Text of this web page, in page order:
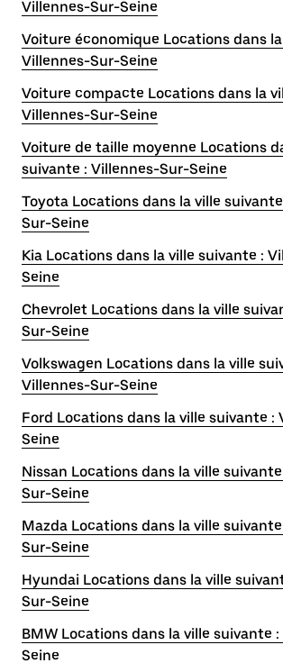
Villennes-Sur-Seine
Voiture économique Locations dans
Villennes-Sur-Seine
Voiture compacte Locations dans la
Villennes-Sur-Seine
Voiture de taille moyenne Locations
suivante : Villennes-Sur-Seine
Toyota Locations dans la ville
Sur-Seine
Kia Locations dans la ville suivante :
Seine
Chevrolet Locations dans la ville
Sur-Seine
Volkswagen Locations dans la ville
Villennes-Sur-Seine
Ford Locations dans la ville suivante :
Seine
Nissan Locations dans la ville
Sur-Seine
Mazda Locations dans la ville
Sur-Seine
Hyundai Locations dans la ville
Sur-Seine
BMW Locations dans la ville suivante
Seine